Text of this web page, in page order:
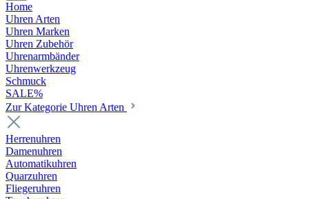
Home
Uhren Arten
Uhren Marken
Uhren Zubehör
Uhrenarmbänder
Uhrenwerkzeug
Schmuck
SALE%
Zur Kategorie Uhren Arten
Herrenuhren
Damenuhren
Automatikuhren
Quarzuhren
Fliegeruhren